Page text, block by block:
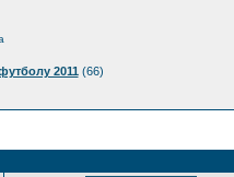
2011(66)